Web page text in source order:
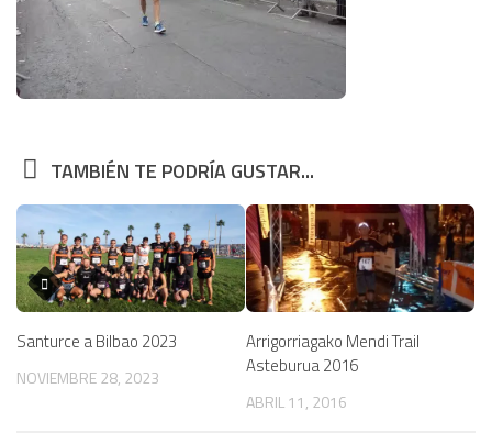
TAMBIÉN TE PODRÍA GUSTAR...
Santurce a Bilbao 2023
NOVIEMBRE 28, 2023
Arrigorriagako Mendi Trail
Asteburua 2016
ABRIL 11, 2016